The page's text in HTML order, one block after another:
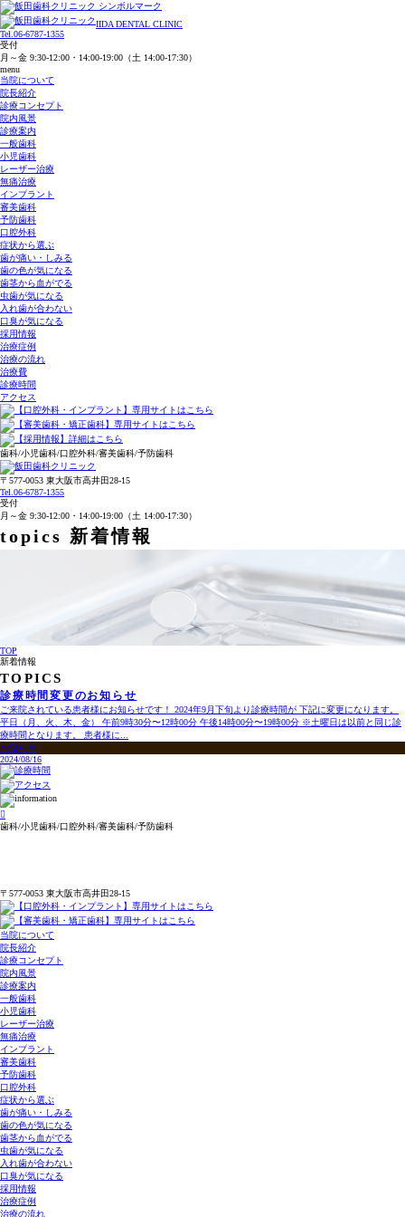
IIDA DENTAL CLINIC
Tel. 06-6787-1355
受付
月～金 9:30-12:00・14:00-19:00 （土 14:00-17:30）
menu
当院について
院長紹介
診療コンセプト
院内風景
診療案内
一般歯科
小児歯科
レーザー治療
無痛治療
インプラント
審美歯科
予防歯科
口腔外科
症状から選ぶ
歯が痛い・しみる
歯の色が気になる
歯茎から血がでる
虫歯が気になる
入れ歯が合わない
口臭が気になる
採用情報
治療症例
治療の流れ
治療費
診療時間
アクセス
歯科/小児歯科/口腔外科/審美歯科/予防歯科
〒577-0053 東大阪市高井田28-15
Tel. 06-6787-1355
受付
月～金 9:30-12:00・14:00-19:00 （土 14:00-17:30）
topics 新着情報
TOP
新着情報
TOPICS
診療時間変更のお知らせ
ご来院されている患者様にお知らせです！ 2024年9月下旬より診療時間が 下記に変更になります。
平日（月、火、木、金） 午前9時30分〜12時00分 午後14時00分〜19時00分 ※土曜日は以前と同じ診
療時間となります。 患者様に...
お知らせ
2024/08/16
歯科/小児歯科/口腔外科/審美歯科/予防歯科
〒577-0053 東大阪市高井田28-15
当院について
院長紹介
診療コンセプト
院内風景
診療案内
一般歯科
小児歯科
レーザー治療
無痛治療
インプラント
審美歯科
予防歯科
口腔外科
症状から選ぶ
歯が痛い・しみる
歯の色が気になる
歯茎から血がでる
虫歯が気になる
入れ歯が合わない
口臭が気になる
採用情報
治療症例
治療の流れ